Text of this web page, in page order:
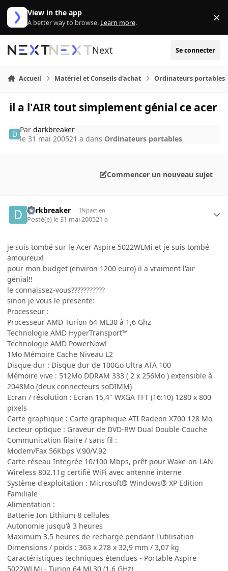
Aller au contenu
View in the app
A better way to browse. Learn more. ×
Next Se connecter
Accueil Matériel et Conseils d'achat Ordinateurs portables
il a l'AIR tout simplement génial ce acer
Pardarkbreaker
le 31 mai 200521 a dans Ordinateurs portables
Commencer un nouveau sujet
darkbreaker INpactien
Posté(e) le 31 mai 200521 a
je suis tombé sur le Acer Aspire 5022WLMi et je suis tombé
amoureux!
pour mon budget (environ 1200 euro) il a vraiment l'air
génial!!
le connaissez-vous???????????
sinon je vous le presente:
Processeur :
Processeur AMD Turion 64 ML30 à 1,6 Ghz
Technologie AMD HyperTransport™
Technologie AMD PowerNow!
1Mo Mémoire Cache Niveau L2
Disque dur : Disque dur de 100Go Ultra ATA 100
Mémoire vive : 512Mo DDRAM 333 ( 2 x 256Mo ) extensible à
2048Mo (deux connecteurs soDIMM)
Ecran / résolution : Ecran 15,4'' WXGA TFT (16:10) 1280 x 800
pixels
Carte graphique : Carte graphique ATI Radeon X700 128 Mo
Lecteur optique : Graveur de DVD-RW Dual Double Couche
Communication filaire / sans fil :
Modem/Fax 56Kbps V.90/V.92
Carte réseau Integrée 10/100 Mbps, prêt pour Wake-on-LAN
Wireless 802.11g certifié WiFi avec antenne interne
Système d'exploitation : Microsoft® Windows® XP Edition
Familiale
Alimentation :
Batterie Ion Lithium 8 cellules
Autonomie jusqu'à 3 heures
Maximum 3,5 heures de recharge pendant l'utilisation
Dimensions / poids : 363 x 278 x 32,9 mm / 3,07 kg
Caractéristiques techniques étendues - Portable Aspire
5022WLMi - Turion 64 ML30 (1,6 GHz)